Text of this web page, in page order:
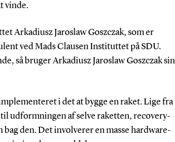
vinde.
Arkadiusz Jaroslaw Goszczak, som er
ved Mads Clausen Instituttet på SDU.
så bruger Arkadiusz Jaroslaw Goszczak sin
i det at bygge en raket. Lige fra
udformningen af selve raketten, recovery-
bag den. Det involverer en masse hardware-